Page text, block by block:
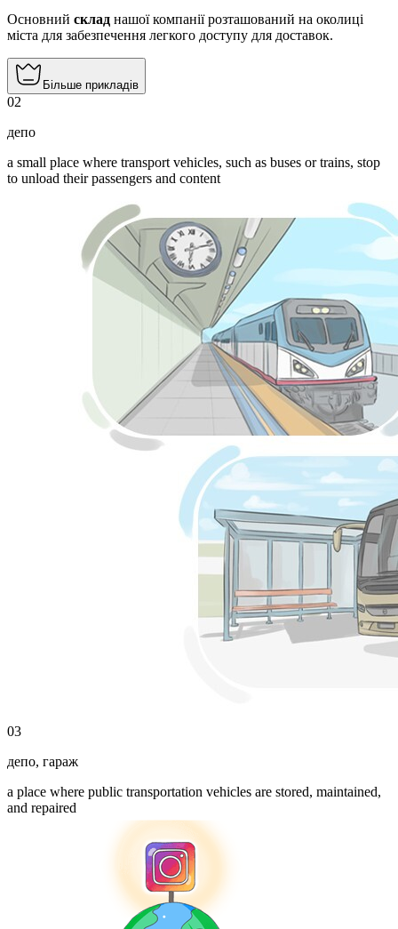
Основний склад нашої компанії розташований на околиці
міста для забезпечення легкого доступу для доставок.
Більше прикладів
02
депо
a small place where transport vehicles, such as buses or trains, stop
to unload their passengers and content
03
депо, гараж
a place where public transportation vehicles are stored, maintained,
and repaired